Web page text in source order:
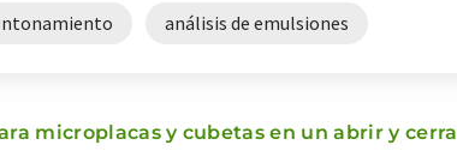
análisis de emulsiones
microplacas y cubetas en un abrir y